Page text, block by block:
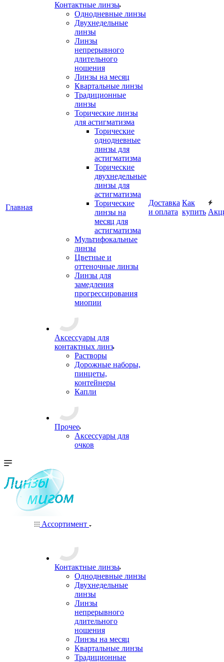
Главная
Контактные линзы
Однодневные линзы
Двухнедельные
линзы
Линзы
непрерывного
длительного
ношения
Линзы на месяц
Квартальные линзы
Традиционные
линзы
Торические линзы
для астигматизма
Торические
однодневные
линзы для
астигматизма
Торические
двухнедельные
линзы для
астигматизма
Торические
линзы на
месяц для
астигматизма
Мультифокальные
линзы
Цветные и
оттеночные линзы
Линзы для
замедления
прогрессирования
миопии
Аксессуары для
контактных линз
Растворы
Дорожные наборы,
пинцеты,
контейнеры
Капли
Прочее
Аксессуары для
очков
Доставка
и оплата
Как
купить
Ассортимент
Контактные линзы
Однодневные линзы
Двухнедельные
линзы
Линзы
непрерывного
длительного
ношения
Линзы на месяц
Квартальные линзы
Традиционные